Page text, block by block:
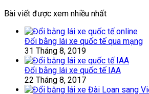
Bài viết được xem nhiều nhất
Đổi bằng lái xe quốc tế qua mạng
31 Tháng 8, 2019
Đổi bằng lái xe quốc tế IAA
22 Tháng 8, 2017